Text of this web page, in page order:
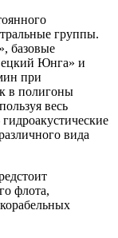
группы.
базовые
Юнга» и
при
в полигоны
весь
вида
флота,